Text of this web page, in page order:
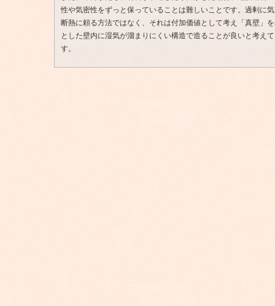
性や気密性をずっと保っていることは難しいことです。過剰に
断熱に頼る方法ではなく、それは付加価値として考え「真壁」
とした壁内に湿気が溜まりにくい構造で造ることが良いと考え
す。